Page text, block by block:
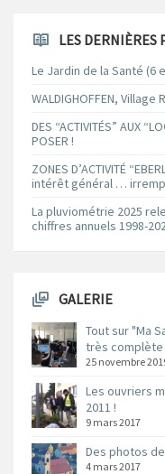
LES DERNIÈRES
Le Jardin de la Santé (6
WALDIGHOFFEN,
DES “ACTIVITÉS” AUX
POSER !
ZONES D’ACTIVITÉ
intérêt général …
La pluviométrie 2025
chiffres annuels 1998-
GALERIE
Tout sur "Ma
très complète
25 novembre
Les ouvriers
2011 !
9 mars 2017
Des photos
4 mars 2017